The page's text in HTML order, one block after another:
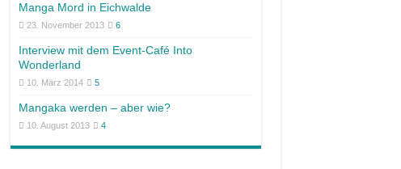
Manga Mord in Eichwalde
23. November 2013 6
Interview mit dem Event-Café Into
Wonderland
10. März 2014 5
Mangaka werden – aber wie?
10. August 2013 4